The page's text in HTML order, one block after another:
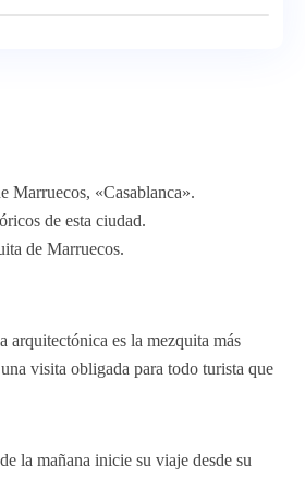
Marruecos, «Casablanca».
de esta ciudad.
de Marruecos.
arquitectónica es la mezquita más
visita obligada para todo turista que
la mañana inicie su viaje desde su